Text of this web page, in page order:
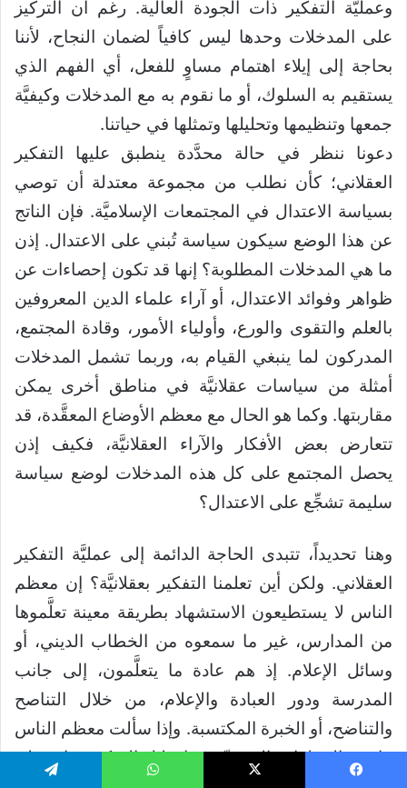
وعمليَّة التفكير ذات الجودة العالية. رغم أن التركيز
على المدخلات وحدها ليس كافياً لضمان النجاح، لأننا
بحاجة إلى إيلاء اهتمام مساوٍ للفعل، أي الفهم الذي
يستقيم به السلوك، أو ما نقوم به مع المدخلات وكيفيَّة
جمعها وتنظيمها وتحليلها وتمثلها في حياتنا.
دعونا ننظر في حالة محدَّدة ينطبق عليها التفكير
العقلاني؛ كأن نطلب من مجموعة معتدلة أن توصي
بسياسة الاعتدال في المجتمعات الإسلاميَّة. فإن الناتج
عن هذا الوضع سيكون سياسة تُبني على الاعتدال. إذن
ما هي المدخلات المطلوبة؟ إنها قد تكون إحصاءات عن
ظواهر وفوائد الاعتدال، أو آراء علماء الدين المعروفين
بالعلم والتقوى والورع، وأولياء الأمور، وقادة المجتمع،
المدركون لما ينبغي القيام به، وربما تشمل المدخلات
أمثلة من سياسات عقلانيَّة في مناطق أخرى يمكن
مقاربتها. وكما هو الحال مع معظم الأوضاع المعقَّدة، قد
تتعارض بعض الأفكار والآراء العقلانيَّة، فكيف إذن
يحصل المجتمع على كل هذه المدخلات لوضع سياسة
سليمة تشجِّع على الاعتدال؟
وهنا تحديداً، تتبدى الحاجة الدائمة إلى عمليَّة التفكير
العقلاني. ولكن أين تعلمنا التفكير بعقلانيَّة؟ إن معظم
الناس لا يستطيعون الاستشهاد بطريقة معينة تعلَّموها
من المدارس، غير ما سمعوه من الخطاب الديني، أو
وسائل الإعلام. إذ هم عادة ما يتعلَّمون، إلى جانب
المدرسة ودور العبادة والإعلام، من خلال التناصح
والتناضح، أو الخبرة المكتسبة. وإذا سألت معظم الناس
ما هي الخطوات التي يتّبعونها خلال التفكير، فإنهم لن